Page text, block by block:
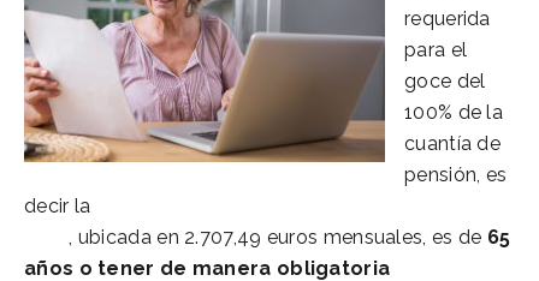
requerida
para el
goce del
100% de la
cuantía de
pensión, es
decir la
2021, ubicada en 2.707,49 euros mensuales, es de 65
años o tener de manera obligatoria